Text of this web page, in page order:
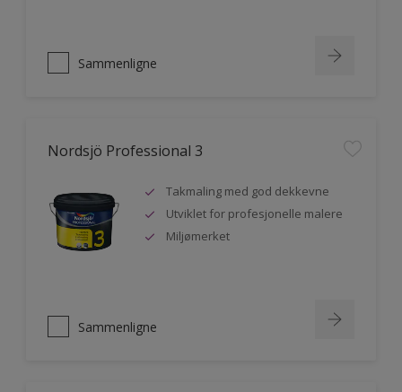
Sammenligne
Nordsjö Professional 3
Takmaling med god dekkevne
Utviklet for profesjonelle malere
Miljømerket
Sammenligne